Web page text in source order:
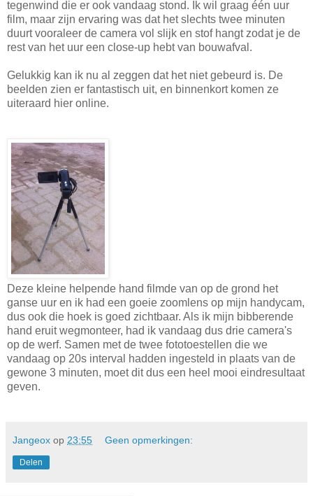
tegenwind die er ook vandaag stond. Ik wil graag één uur
film, maar zijn ervaring was dat het slechts twee minuten
duurt vooraleer de camera vol slijk en stof hangt zodat je de
rest van het uur een close-up hebt van bouwafval.
Gelukkig kan ik nu al zeggen dat het niet gebeurd is. De
beelden zien er fantastisch uit, en binnenkort komen ze
uiteraard hier online.
Deze kleine helpende hand filmde van op de grond het
ganse uur en ik had een goeie zoomlens op mijn handycam,
dus ook die hoek is goed zichtbaar. Als ik mijn bibberende
hand eruit wegmonteer, had ik vandaag dus drie camera's
op de werf. Samen met de twee fototoestellen die we
vandaag op 20s interval hadden ingesteld in plaats van de
gewone 3 minuten, moet dit dus een heel mooi eindresultaat
geven.
Jangeox op 23:55 Geen opmerkingen:
Delen